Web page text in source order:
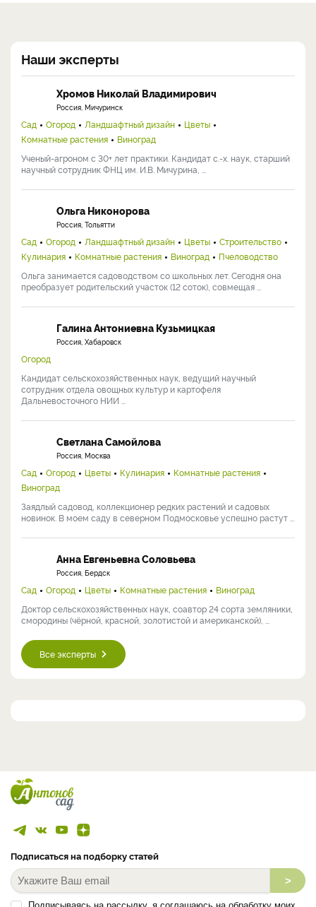
Наши эксперты
Хромов Николай Владимирович
Россия, Мичуринск
Сад Огород Ландшафтный дизайн
Цветы
Комнатные растения
Виноград
Ученый-агроном с 30+ лет практики. Кандидат с.-х. наук, старший
научный сотрудник ФНЦ им. И.В. Мичурина, ...
Ольга Никонорова
Россия, Тольятти
Сад Огород Ландшафтный дизайн Цветы
Строительство
Кулинария
Комнатные растения Виноград
Пчеловодство
Ольга занимается садоводством со школьных лет. Сегодня она
преобразует родительский участок (12 соток), совмещая ...
Галина Антониевна Кузьмицкая
Россия, Хабаровск
Огород
Кандидат сельскохозяйственных наук, ведущий научный
сотрудник отдела овощных культур и картофеля
Дальневосточного НИИ ...
Светлана Самойлова
Россия, Москва
Сад Огород Цветы Кулинария
Комнатные растения
Виноград
Заядлый садовод, коллекционер редких растений и садовых
новинок. В моем саду в северном Подмосковье успешно растут ...
Анна Евгеньевна Соловьева
Россия, Бердск
Сад Огород Цветы Комнатные растения
Виноград
Доктор сельскохозяйственных наук, соавтор 24 сорта земляники,
смородины (чёрной, красной, золотистой и американской), ...
Все эксперты
Подписаться на подборку статей
>